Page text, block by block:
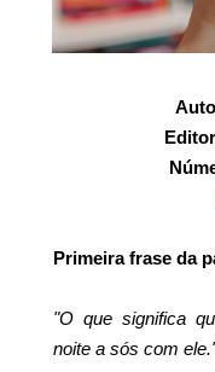
Primeira frase da
"O que significa
noite a sós com